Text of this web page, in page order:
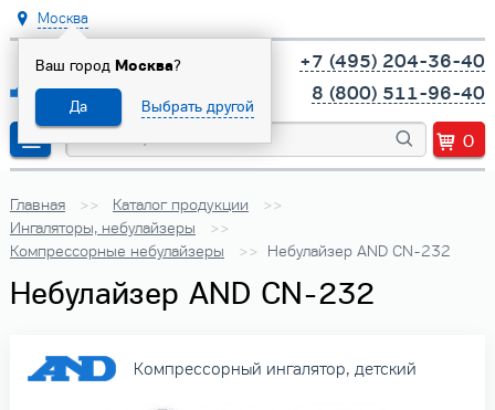
Москва
Ваш город Москва?
Да Выбрать другой
+7 (495) 204-36-40
8 (800) 511-96-40
0
Главная
Каталог продукции
Ингаляторы, небулайзеры
Компрессорные небулайзеры
Небулайзер AND CN-232
Небулайзер AND CN-232
Компрессорный ингалятор, детский